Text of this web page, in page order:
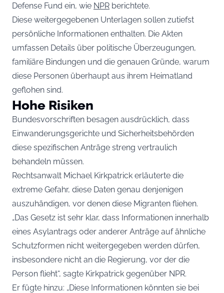
Defense Fund ein, wie NPR berichtete.
Diese weitergegebenen Unterlagen sollen zutiefst
persönliche Informationen enthalten. Die Akten
umfassen Details über politische Überzeugungen,
familiäre Bindungen und die genauen Gründe, warum
diese Personen überhaupt aus ihrem Heimatland
geflohen sind.
Hohe Risiken
Bundesvorschriften besagen ausdrücklich, dass
Einwanderungsgerichte und Sicherheitsbehörden
diese spezifischen Anträge streng vertraulich
behandeln müssen.
Rechtsanwalt Michael Kirkpatrick erläuterte die
extreme Gefahr, diese Daten genau denjenigen
auszuhändigen, vor denen diese Migranten fliehen.
„Das Gesetz ist sehr klar, dass Informationen innerhalb
eines Asylantrags oder anderer Anträge auf ähnliche
Schutzformen nicht weitergegeben werden dürfen,
insbesondere nicht an die Regierung, vor der die
Person flieht“, sagte Kirkpatrick gegenüber NPR.
Er fügte hinzu: „Diese Informationen könnten sie bei